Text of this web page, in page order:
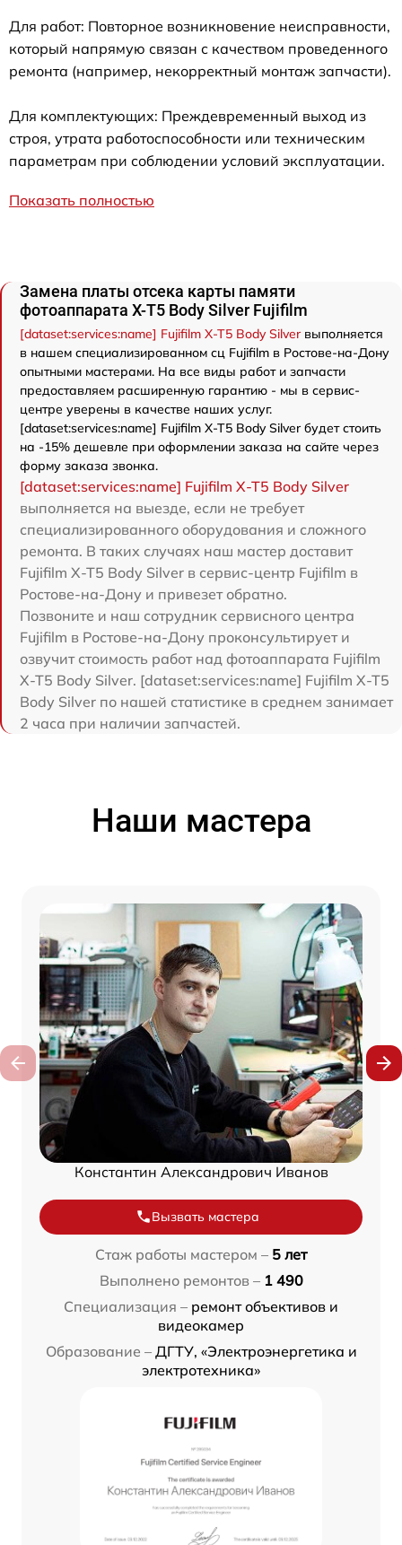
Для работ: Повторное возникновение неисправности,
который напрямую связан с качеством проведенного
ремонта (например, некорректный монтаж запчасти).
Для комплектующих: Преждевременный выход из
строя, утрата работоспособности или техническим
параметрам при соблюдении условий эксплуатации.
Показать полностью
Замена платы отсека карты памяти
фотоаппарата X-T5 Body Silver Fujifilm
[dataset:services:name] Fujifilm X-T5 Body Silverвыполняется
в нашем специализированном сц Fujifilm в Ростове-на-Дону
опытными мастерами. На все виды работ и запчасти
предоставляем расширенную гарантию - мы в сервис-
центре уверены в качестве наших услуг.
[dataset:services:name] Fujifilm X-T5 Body Silver будет стоить
на -15% дешевле при оформлении заказа на сайте через
форму заказа звонка.
[dataset:services:name] Fujifilm X-T5 Body Silver
выполняется на выезде, если не требует
специализированного оборудования и сложного
ремонта. В таких случаях наш мастер доставит
Fujifilm X-T5 Body Silver в сервис-центр Fujifilm в
Ростове-на-Дону и привезет обратно.
Позвоните и наш сотрудник сервисного центра
Fujifilm в Ростове-на-Дону проконсультирует и
озвучит стоимость работ над фотоаппарата Fujifilm
X-T5 Body Silver. [dataset:services:name] Fujifilm X-T5
Body Silver по нашей статистике в среднем занимает
2 часа при наличии запчастей.
Наши мастера
Константин Александрович Иванов
Вызвать мастера
Стаж работы мастером – 5 лет
Выполнено ремонтов – 1 490
Специализация – ремонт объективов и
видеокамер
Образование – ДГТУ, «Электроэнергетика и
электротехника»